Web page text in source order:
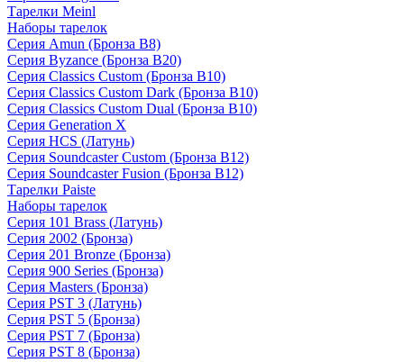
Тарелки Meinl
Наборы тарелок
Серия Amun (Бронза B8)
Серия Byzance (Бронза B20)
Серия Classics Custom (Бронза B10)
Серия Classics Custom Dark (Бронза B10)
Серия Classics Custom Dual (Бронза B10)
Серия Generation X
Серия HCS (Латунь)
Серия Soundcaster Custom (Бронза B12)
Серия Soundcaster Fusion (Бронза B12)
Тарелки Paiste
Наборы тарелок
Серия 101 Brass (Латунь)
Серия 2002 (Бронза)
Серия 201 Bronze (Бронза)
Серия 900 Series (Бронза)
Серия Masters (Бронза)
Серия PST 3 (Латунь)
Серия PST 5 (Бронза)
Серия PST 7 (Бронза)
Серия PST 8 (Бронза)